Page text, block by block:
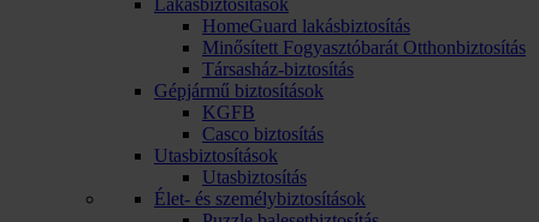
HomeGuard lakásbiztosítás
Minősített Fogyasztóbarát Otthonbiztosítás
Társasház-biztosítás
Gépjármű biztosítások
KGFB
Casco biztosítás
Utasbiztosítások
Utasbiztosítás
Élet- és személybiztosítások